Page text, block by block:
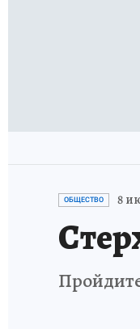
ОБЩЕСТВО 8